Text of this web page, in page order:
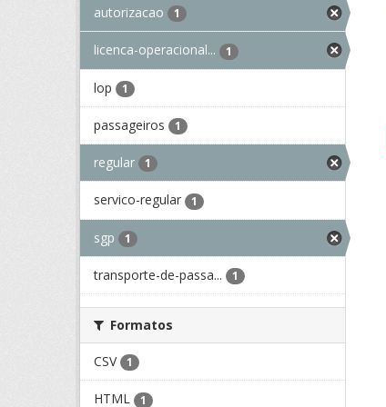
autorizacao 1
licenca-operacional... 1
lop 1
passageiros 1
regular 1
servico-regular 1
sgp 1
transporte-de-passa... 1
Formatos
CSV 1
HTML 1